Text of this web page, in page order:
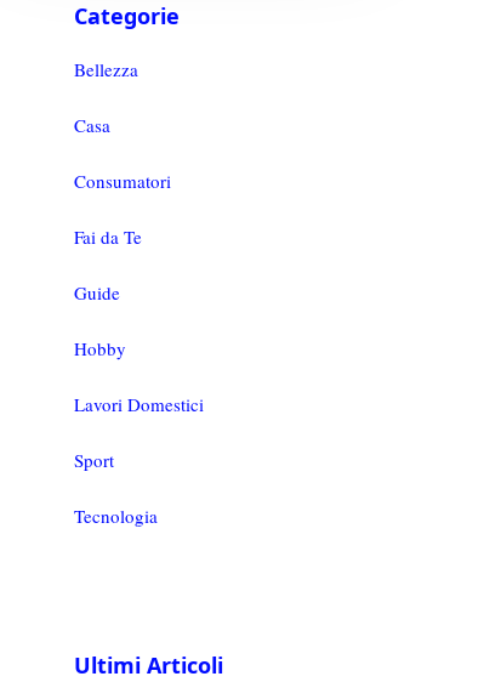
Categorie
Bellezza
Casa
Consumatori
Fai da Te
Guide
Hobby
Lavori Domestici
Sport
Tecnologia
Ultimi Articoli